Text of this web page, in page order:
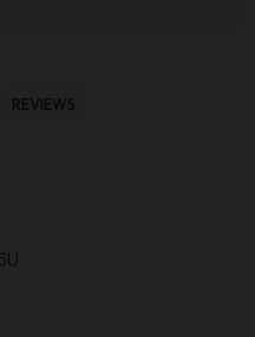
REVIEWS